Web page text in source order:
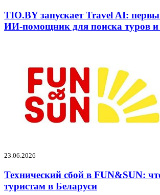
TIO.BY запускает Travel AI:
ИИ-помощник для поиска туров и
23.06.2026
Технический сбой в FUN&SUN:
туристам в Беларуси